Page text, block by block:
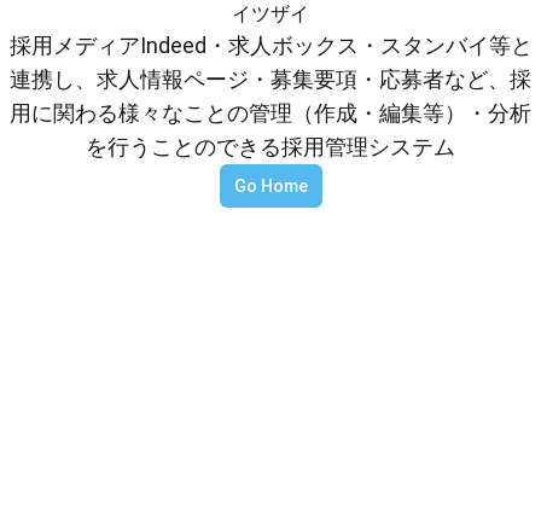
イツザイ
採用メディアIndeed・求人ボックス・スタンバイ等と
連携し、求人情報ページ・募集要項・応募者など、採
用に関わる様々なことの管理（作成・編集等）・分析
を行うことのできる採用管理システム
Go Home